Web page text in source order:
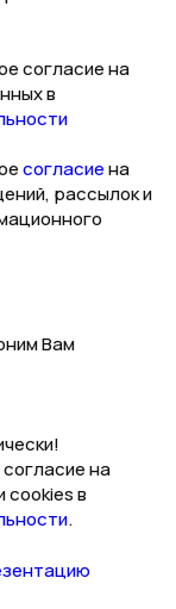
согласие на
в
согласиена
рассылок и
Вам
на
cookies в
.